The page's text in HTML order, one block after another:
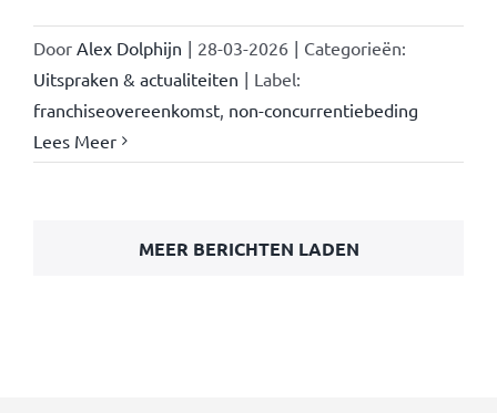
Door Alex Dolphijn | 28-03-2026 | Categorieën:
Uitspraken & actualiteiten | Label:
franchiseovereenkomst, non-concurrentiebeding
Lees Meer
MEER BERICHTEN LADEN